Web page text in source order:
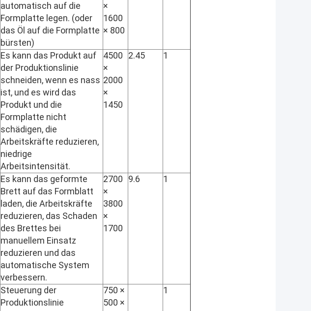
automatisch auf die
Formplatte legen. (oder
das Öl auf die Formplatte
bürsten)
×
1600
× 800
Es kann das Produkt auf
der Produktionslinie
schneiden, wenn es nass
ist, und es wird das
Produkt und die
Formplatte nicht
schädigen, die
Arbeitskräfte reduzieren,
niedrige
Arbeitsintensität.
4500
×
2000
×
1450
2.45 1
Es kann das geformte
Brett auf das Formblatt
laden, die Arbeitskräfte
reduzieren, das Schaden
des Brettes bei
manuellem Einsatz
reduzieren und das
automatische System
verbessern.
2700
×
3800
×
1700
9.6 1
Steuerung der
Produktionslinie
750 ×
500 ×
1